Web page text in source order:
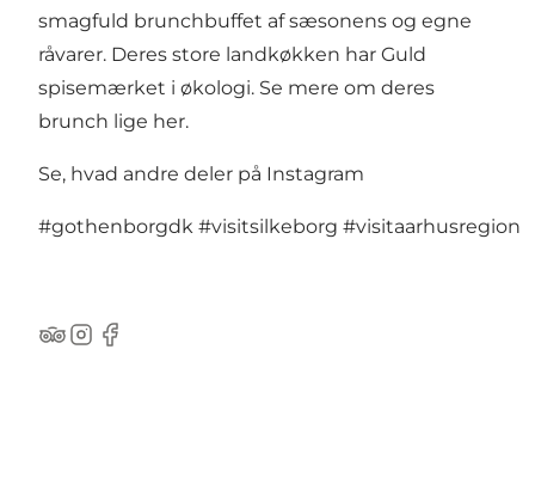
smagfuld brunchbuffet af sæsonens og egne
råvarer. Deres store landkøkken har Guld
spisemærket i økologi. Se mere om deres
brunch lige her.
Se, hvad andre deler på Instagram
#gothenborgdk #visitsilkeborg #visitaarhusregion
Tripadvisor
Instagram
Facebook